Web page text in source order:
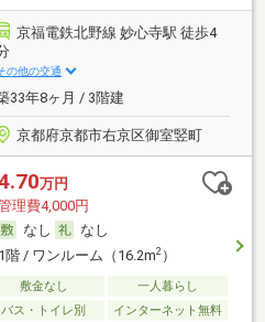
京福電鉄北野線 妙心寺駅 徒歩4
の他の交通
33年8ヶ月 / 3階建
京都府京都市右京区御室竪町
万円
理費4,000円
なし
なし
1階 / ワンルーム（16.2m2）
敷金なし
一人暮らし
バス・トイレ別 インターネット無料